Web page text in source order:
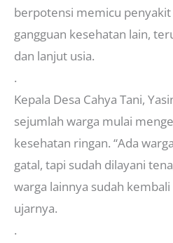
berpotensi memicu
gangguan kesehatan lain,
dan lanjut usia.
.
Kepala Desa Cahya Tani,
sejumlah warga mulai
kesehatan ringan. “Ada
gatal, tapi sudah dilayani
warga lainnya sudah
ujarnya.
.